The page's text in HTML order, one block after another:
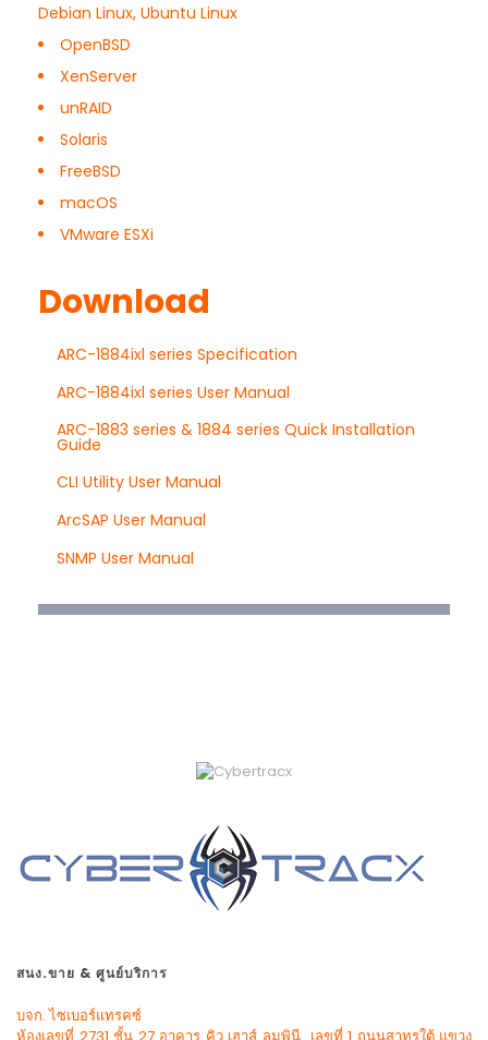
Debian Linux, Ubuntu Linux
OpenBSD
XenServer
unRAID
Solaris
FreeBSD
macOS
VMware ESXi
Download
ARC-1884ixl series Specification
ARC-1884ixl series User Manual
ARC-1883 series & 1884 series Quick Installation
Guide
CLI Utility User Manual
ArcSAP User Manual
SNMP User Manual
สนง.ขาย & ศูนย์บริการ
บจก. ไซเบอร์แทรคซ์